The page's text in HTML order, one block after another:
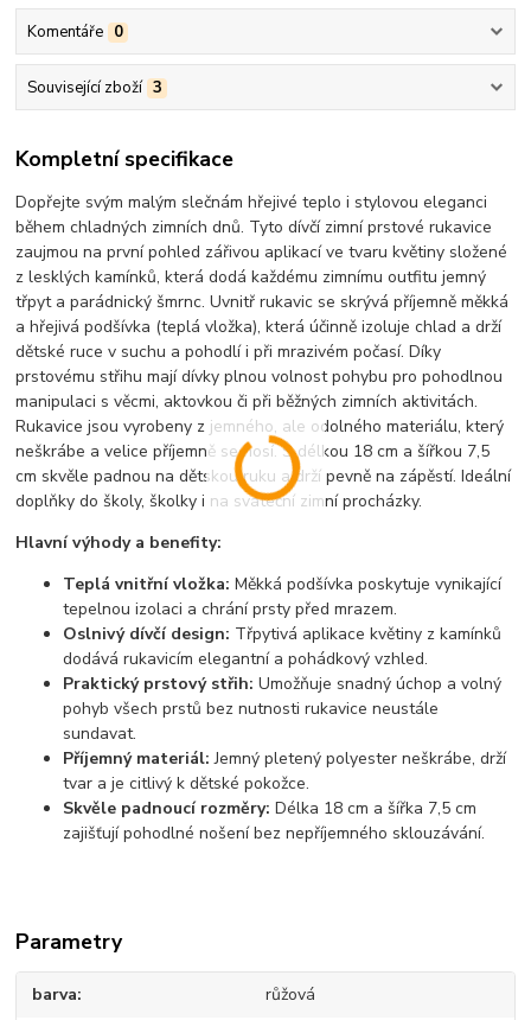
Komentáře 0
Související zboží 3
Kompletní specifikace
Dopřejte svým malým slečnám hřejivé teplo i stylovou eleganci
během chladných zimních dnů. Tyto dívčí zimní prstové rukavice
zaujmou na první pohled zářivou aplikací ve tvaru květiny složené
z lesklých kamínků, která dodá každému zimnímu outfitu jemný
třpyt a parádnický šmrnc. Uvnitř rukavic se skrývá příjemně měkká
a hřejivá podšívka (teplá vložka), která účinně izoluje chlad a drží
dětské ruce v suchu a pohodlí i při mrazivém počasí. Díky
prstovému střihu mají dívky plnou volnost pohybu pro pohodlnou
manipulaci s věcmi, aktovkou či při běžných zimních aktivitách.
Rukavice jsou vyrobeny z jemného, ale odolného materiálu, který
neškrábe a velice příjemně se nosí. S délkou 18 cm a šířkou 7,5
cm skvěle padnou na dětskou ruku a drží pevně na zápěstí. Ideální
doplňky do školy, školky i na sváteční zimní procházky.
Hlavní výhody a benefity:
Teplá vnitřní vložka: Měkká podšívka poskytuje vynikající
tepelnou izolaci a chrání prsty před mrazem.
Oslnivý dívčí design: Třpytivá aplikace květiny z kamínků
dodává rukavicím elegantní a pohádkový vzhled.
Praktický prstový střih: Umožňuje snadný úchop a volný
pohyb všech prstů bez nutnosti rukavice neustále
sundavat.
Příjemný materiál: Jemný pletený polyester neškrábe, drží
tvar a je citlivý k dětské pokožce.
Skvěle padnoucí rozměry: Délka 18 cm a šířka 7,5 cm
zajišťují pohodlné nošení bez nepříjemného sklouzávání.
Parametry
barva růžová